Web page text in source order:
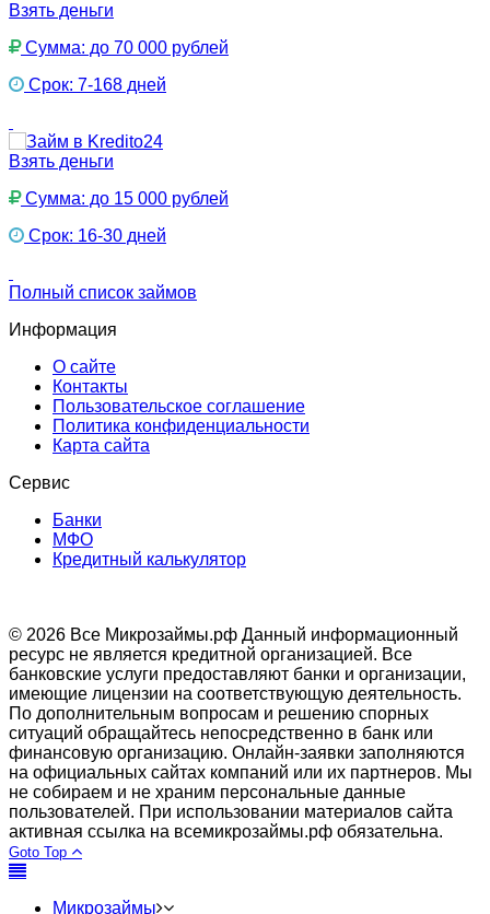
Взять деньги
Сумма: до 70 000 рублей
Срок: 7-168 дней
Взять деньги
Сумма: до 15 000 рублей
Срок: 16-30 дней
Полный список займов
Информация
О сайте
Контакты
Пользовательское соглашение
Политика конфиденциальности
Карта сайта
Сервис
Банки
МФО
Кредитный калькулятор
© 2026 Все Микрозаймы.рф Данный информационный
ресурс не является кредитной организацией. Все
банковские услуги предоставляют банки и организации,
имеющие лицензии на соответствующую деятельность.
По дополнительным вопросам и решению спорных
ситуаций обращайтесь непосредственно в банк или
финансовую организацию. Онлайн-заявки заполняются
на официальных сайтах компаний или их партнеров. Мы
не собираем и не храним персональные данные
пользователей. При использовании материалов сайта
активная ссылка на всемикрозаймы.рф обязательна.
Goto Top
Микрозаймы